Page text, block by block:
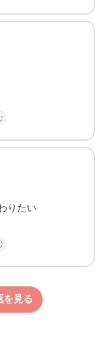
りたい
を見る